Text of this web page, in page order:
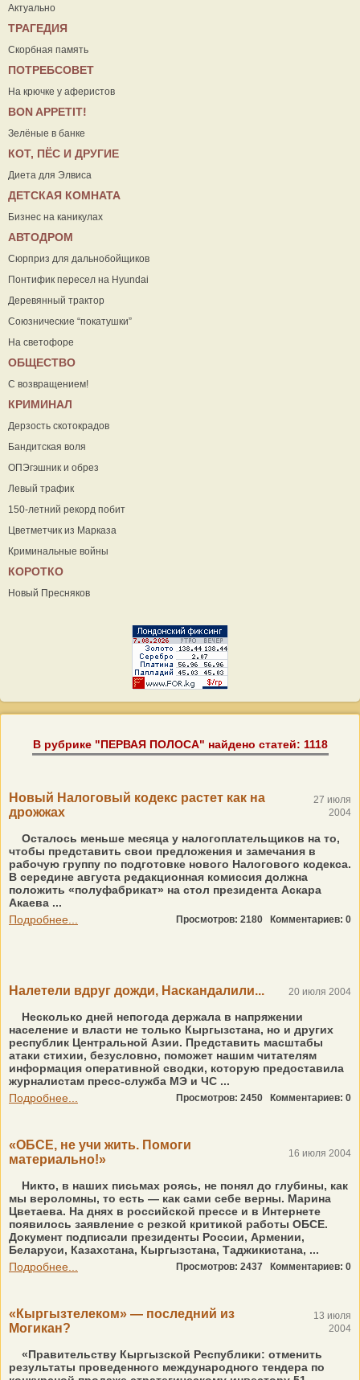
Актуально
ТРАГЕДИЯ
Скорбная память
ПОТРЕБСОВЕТ
На крючке у аферистов
ВON APPETIT!
Зелёные в банке
КОТ, ПЁС И ДРУГИЕ
Диета для Элвиса
ДЕТСКАЯ КОМНАТА
Бизнес на каникулах
АВТОДРОМ
Сюрприз для дальнобойщиков
Понтифик пересел на Hyundai
Деревянный трактор
Союзнические “покатушки”
На светофоре
ОБЩЕСТВО
С возвращением!
КРИМИНАЛ
Дерзость скотокрадов
Бандитская воля
ОПЭгэшник и обрез
Левый трафик
150-летний рекорд побит
Цветметчик из Марказа
Криминальные войны
КОРОТКО
Новый Пресняков
В рубрике "ПЕРВАЯ ПОЛОСА" найдено статей: 1118
Новый Налоговый кодекс растет как на
дрожжах
27 июля
2004
Осталось меньше месяца у налогоплательщиков на то,
чтобы представить свои предложения и замечания в
рабочую группу по подготовке нового Налогового кодекса.
В середине августа редакционная комиссия должна
положить «полуфабрикат» на стол президента Аскара
Акаева ...
Подробнее...
Просмотров: 2180 Комментариев: 0
Налетели вдруг дожди, Наскандалили... 20 июля 2004
Несколько дней непогода держала в напряжении
население и власти не только Кыргызстана, но и других
республик Центральной Азии. Представить масштабы
атаки стихии, безусловно, поможет нашим читателям
информация оперативной сводки, которую предоставила
журналистам пресс-служба МЭ и ЧС ...
Подробнее...
Просмотров: 2450 Комментариев: 0
«ОБСЕ, не учи жить. Помоги
материально!»
16 июля 2004
Никто, в наших письмах роясь, не понял до глубины, как
мы вероломны, то есть — как сами себе верны. Марина
Цветаева. На днях в российской прессе и в Интернете
появилось заявление с резкой критикой работы ОБСЕ.
Документ подписали президенты России, Армении,
Беларуси, Казахстана, Кыргызстана, Таджикистана, ...
Подробнее...
Просмотров: 2437 Комментариев: 0
«Кыргызтелеком» — последний из
Могикан?
13 июля
2004
«Правительству Кыргызской Республики: отменить
результаты проведенного международного тендера по